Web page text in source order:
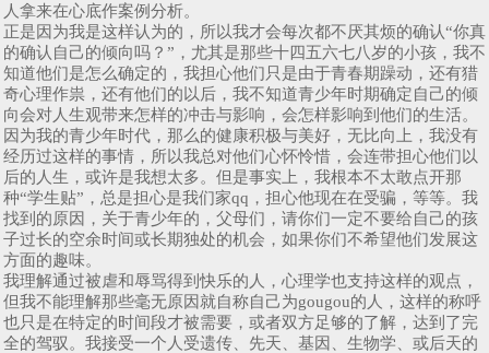
人拿来在心底作案例分析。
正是因为我是这样认为的，所以我才会每次都不厌其烦的确认“你真
的确认自己的倾向吗？”，尤其是那些十四五六七八岁的小孩，我不
知道他们是怎么确定的，我担心他们只是由于青春期躁动，还有猎
奇心理作祟，还有他们的以后，我不知道青少年时期确定自己的倾
向会对人生观带来怎样的冲击与影响，会怎样影响到他们的生活。
因为我的青少年时代，那么的健康积极与美好，无比向上，我没有
经历过这样的事情，所以我总对他们心怀怜惜，会连带担心他们以
后的人生，或许是我想太多。但是事实上，我根本不太敢点开那
种“学生贴”，总是担心是我们家qq，担心他现在在受骗，等等。我
找到的原因，关于青少年的，父母们，请你们一定不要给自己的孩
子过长的空余时间或长期独处的机会，如果你们不希望他们发展这
方面的趣味。
我理解通过被虐和辱骂得到快乐的人，心理学也支持这样的观点，
但我不能理解那些毫无原因就自称自己为gougou的人，这样的称呼
也只是在特定的时间段才被需要，或者双方足够的了解，达到了完
全的驾驭。我接受一个人受遗传、先天、基因、生物学、或后天的